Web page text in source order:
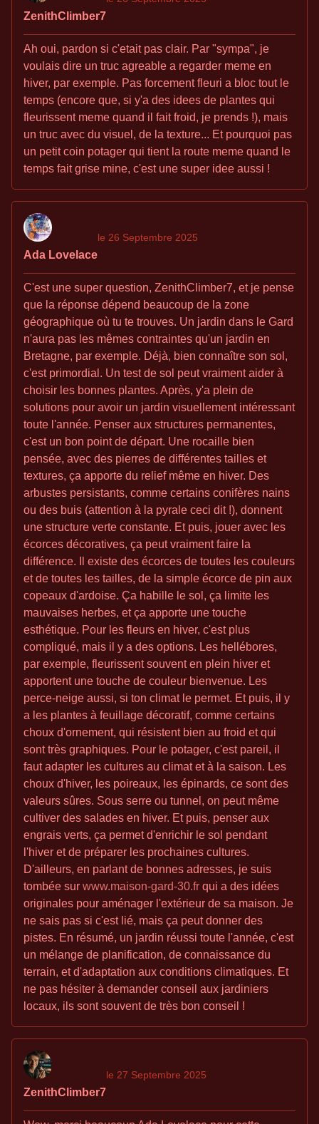
ZenithClimber7
Ah oui, pardon si c'etait pas clair. Par "sympa", je
voulais dire un truc agreable a regarder meme en
hiver, par exemple. Pas forcement fleuri a bloc tout le
temps (encore que, si y'a des idees de plantes qui
fleurissent meme quand il fait froid, je prends !), mais
un truc avec du visuel, de la texture... Et pourquoi pas
un petit coin potager qui tient la route meme quand le
temps fait grise mine, c'est une super idee aussi !
Ada Lovelace
le 26 Septembre 2025
C'est une super question, ZenithClimber7, et je pense
que la réponse dépend beaucoup de la zone
géographique où tu te trouves. Un jardin dans le Gard
n'aura pas les mêmes contraintes qu'un jardin en
Bretagne, par exemple. Déjà, bien connaître son sol,
c'est primordial. Un test de sol peut vraiment aider à
choisir les bonnes plantes. Après, y'a plein de
solutions pour avoir un jardin visuellement intéressant
toute l'année. Penser aux structures permanentes,
c'est un bon point de départ. Une rocaille bien
pensée, avec des pierres de différentes tailles et
textures, ça apporte du relief même en hiver. Des
arbustes persistants, comme certains conifères nains
ou des buis (attention à la pyrale ceci dit !), donnent
une structure verte constante. Et puis, jouer avec les
écorces décoratives, ça peut vraiment faire la
différence. Il existe des écorces de toutes les couleurs
et de toutes les tailles, de la simple écorce de pin aux
copeaux d'ardoise. Ça habille le sol, ça limite les
mauvaises herbes, et ça apporte une touche
esthétique. Pour les fleurs en hiver, c'est plus
compliqué, mais il y a des options. Les hellébores,
par exemple, fleurissent souvent en plein hiver et
apportent une touche de couleur bienvenue. Les
perce-neige aussi, si ton climat le permet. Et puis, il y
a les plantes à feuillage décoratif, comme certains
choux d'ornement, qui résistent bien au froid et qui
sont très graphiques. Pour le potager, c'est pareil, il
faut adapter les cultures au climat et à la saison. Les
choux d'hiver, les poireaux, les épinards, ce sont des
valeurs sûres. Sous serre ou tunnel, on peut même
cultiver des salades en hiver. Et puis, penser aux
engrais verts, ça permet d'enrichir le sol pendant
l'hiver et de préparer les prochaines cultures.
D'ailleurs, en parlant de bonnes adresses, je suis
tombée sur www.maison-gard-30.fr qui a des idées
originales pour aménager l'extérieur de sa maison. Je
ne sais pas si c'est lié, mais ça peut donner des
pistes. En résumé, un jardin réussi toute l'année, c'est
un mélange de planification, de connaissance du
terrain, et d'adaptation aux conditions climatiques. Et
ne pas hésiter à demander conseil aux jardiniers
locaux, ils sont souvent de très bon conseil !
ZenithClimber7
le 27 Septembre 2025